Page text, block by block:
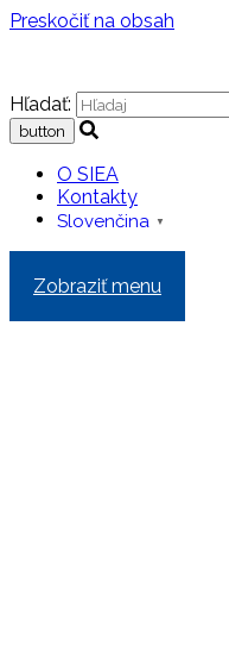
Preskočiť na obsah
Hľadať:
O SIEA
Kontakty
Slovenčina ▼
Zobraziť menu